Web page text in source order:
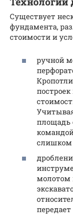
Существует
фундамента,
стоимости и
ручной
площадь
слишком
молотом